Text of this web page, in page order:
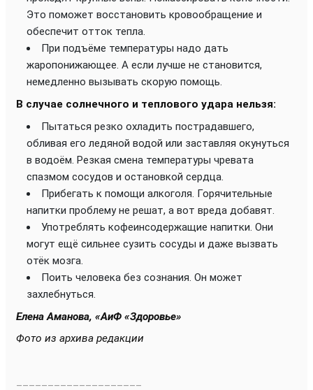
Это поможет восстановить кровообращение и
обеспечит отток тепла.
При подъёме температуры надо дать
жаропонижающее. А если лучше не становится,
немедленно вызывать скорую помощь.
В случае солнечного и теплового удара нельзя:
Пытаться резко охладить пострадавшего,
обливая его ледяной водой или заставляя окунуться
в водоём. Резкая смена температуры чревата
спазмом сосудов и остановкой сердца.
Прибегать к помощи алкоголя. Горячительные
напитки проблему не решат, а вот вреда добавят.
Употреблять кофеинсодержащие напитки. Они
могут ещё сильнее сузить сосуды и даже вызвать
отёк мозга.
Поить человека без сознания. Он может
захлебнуться.
Елена Аманова, «АиФ «Здоровье»
Фото из архива редакции